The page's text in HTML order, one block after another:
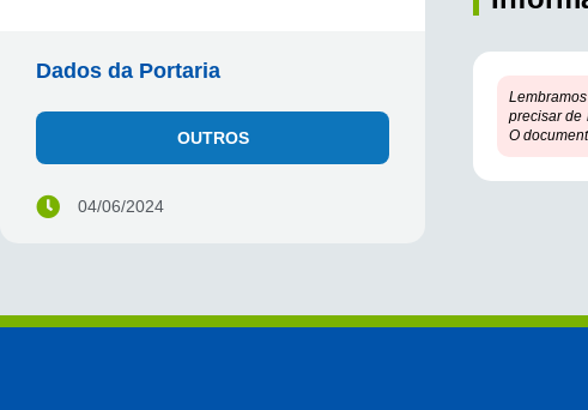
Dados da Portaria
OUTROS
04/06/2024
precisar de
O